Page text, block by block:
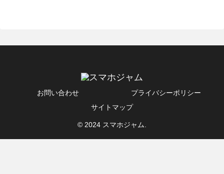
お問い合わせ
プライバシーポリシー
サイトマップ
© 2024 スマホジャム.